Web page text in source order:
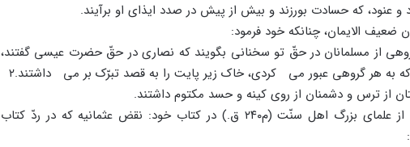
که حسادت بورزند و بیش از پیش در صدد ایذاى او برآیند.
الایمان، چنانکه خود فرمود:
از مسلمانان در حقّ تو سخنانى بگویند که نصارى در حقّ حضرت عیسى گفتند،
به هر گروهى عبور مى کردى، خاک زیر پایت را به قصد تبرّک بر مى داشتند.۲
ابو جعفر محمد بن عبداللّه اسکافى، از علماى بزرگ اهل سنّت (م۲۴۰ ق.) در کتاب خود: نقض عثمانیه که در ردّ کتاب